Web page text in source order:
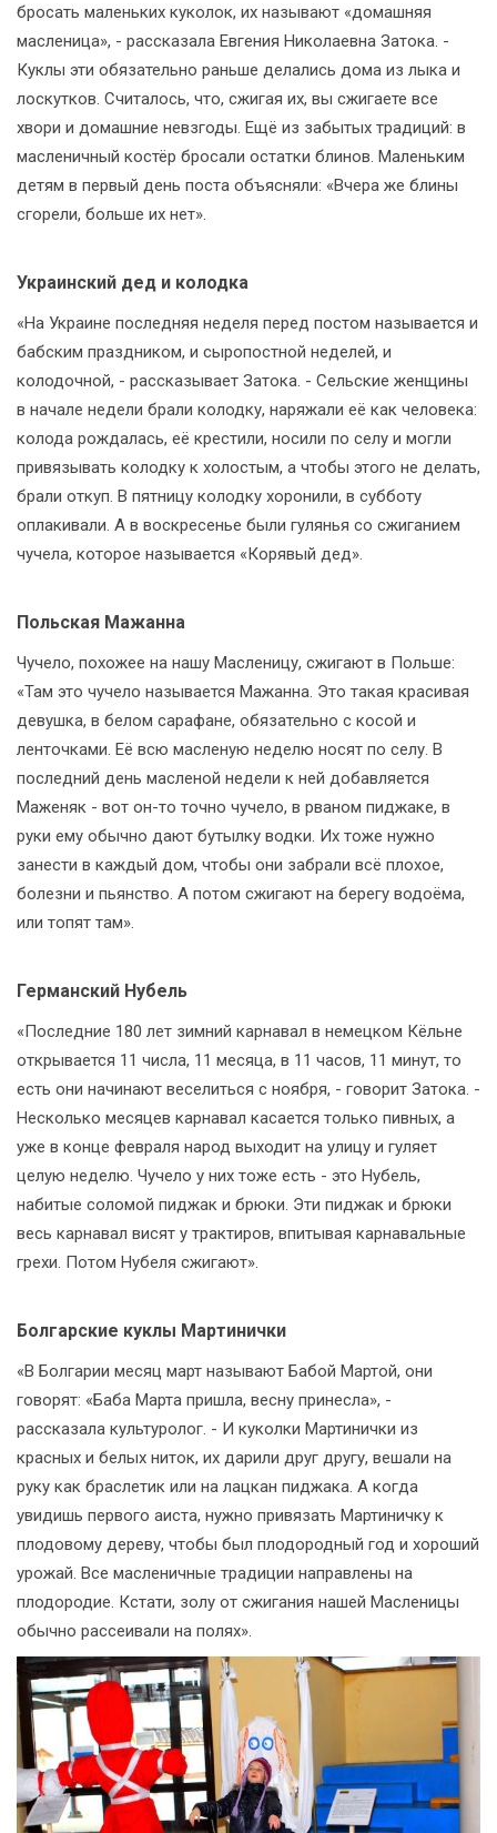
бросать маленьких куколок, их называют «домашняя
масленица», - рассказала Евгения Николаевна Затока. -
Куклы эти обязательно раньше делались дома из лыка и
лоскутков. Считалось, что, сжигая их, вы сжигаете все
хвори и домашние невзгоды. Ещё из забытых традиций: в
масленичный костёр бросали остатки блинов. Маленьким
детям в первый день поста объясняли: «Вчера же блины
сгорели, больше их нет».
Украинский дед и колодка
«На Украине последняя неделя перед постом называется и
бабским праздником, и сыропостной неделей, и
колодочной, - рассказывает Затока. - Сельские женщины
в начале недели брали колодку, наряжали её как человека:
колода рождалась, её крестили, носили по селу и могли
привязывать колодку к холостым, а чтобы этого не делать,
брали откуп. В пятницу колодку хоронили, в субботу
оплакивали. А в воскресенье были гулянья со сжиганием
чучела, которое называется «Корявый дед».
Польская Мажанна
Чучело, похожее на нашу Масленицу, сжигают в Польше:
«Там это чучело называется Мажанна. Это такая красивая
девушка, в белом сарафане, обязательно с косой и
ленточками. Её всю масленую неделю носят по селу. В
последний день масленой недели к ней добавляется
Маженяк - вот он-то точно чучело, в рваном пиджаке, в
руки ему обычно дают бутылку водки. Их тоже нужно
занести в каждый дом, чтобы они забрали всё плохое,
болезни и пьянство. А потом сжигают на берегу водоёма,
или топят там».
Германский Нубель
«Последние 180 лет зимний карнавал в немецком Кёльне
открывается 11 числа, 11 месяца, в 11 часов, 11 минут, то
есть они начинают веселиться с ноября, - говорит Затока. -
Несколько месяцев карнавал касается только пивных, а
уже в конце февраля народ выходит на улицу и гуляет
целую неделю. Чучело у них тоже есть - это Нубель,
набитые соломой пиджак и брюки. Эти пиджак и брюки
весь карнавал висят у трактиров, впитывая карнавальные
грехи. Потом Нубеля сжигают».
Болгарские куклы Мартинички
«В Болгарии месяц март называют Бабой Мартой, они
говорят: «Баба Марта пришла, весну принесла», -
рассказала культуролог. - И куколки Мартинички из
красных и белых ниток, их дарили друг другу, вешали на
руку как браслетик или на лацкан пиджака. А когда
увидишь первого аиста, нужно привязать Мартиничку к
плодовому дереву, чтобы был плодородный год и хороший
урожай. Все масленичные традиции направлены на
плодородие. Кстати, золу от сжигания нашей Масленицы
обычно рассеивали на полях».